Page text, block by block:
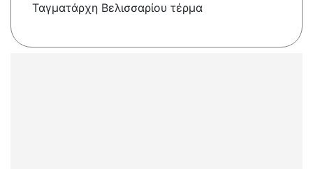
Ταγματάρχη Βελισσαρίου τέρμα